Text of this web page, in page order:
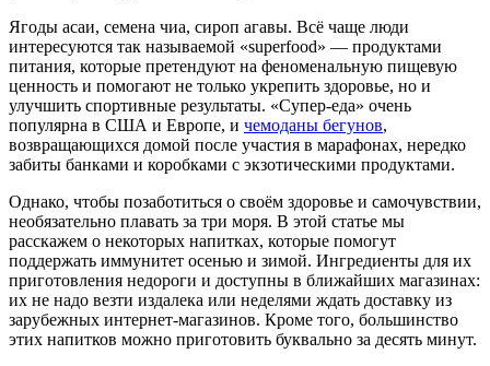
Ягоды асаи, семена чиа, сироп агавы. Всё чаще люди
интересуются так называемой «superfood» — продуктами
питания, которые претендуют на феноменальную пищевую
ценность и помогают не только укрепить здоровье, но и
улучшить спортивные результаты. «Супер-еда» очень
популярна в США и Европе, и чемоданы бегунов,
возвращающихся домой после участия в марафонах, нередко
забиты банками и коробками с экзотическими продуктами.
Однако, чтобы позаботиться о своём здоровье и самочувствии,
необязательно плавать за три моря. В этой статье мы
расскажем о некоторых напитках, которые помогут
поддержать иммунитет осенью и зимой. Ингредиенты для их
приготовления недороги и доступны в ближайших магазинах:
их не надо везти издалека или неделями ждать доставку из
зарубежных интернет-магазинов. Кроме того, большинство
этих напитков можно приготовить буквально за десять минут.